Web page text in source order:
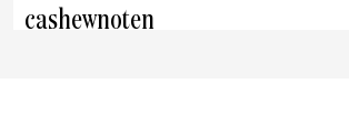
cashewnoten